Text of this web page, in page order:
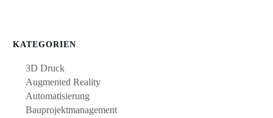
KATEGORIEN
3D Druck
Augmented Reality
Automatisierung
Bauprojektmanagement